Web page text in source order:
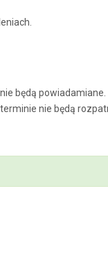
będą powiadamiane.
nie będą